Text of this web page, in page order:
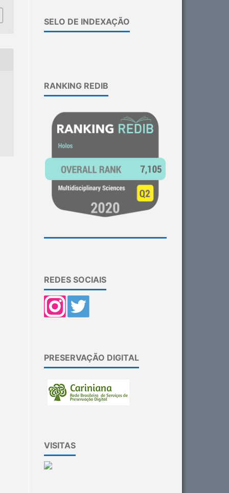
SELO DE INDEXAÇÃO
RANKING REDIB
REDES SOCIAIS
PRESERVAÇÃO DIGITAL
VISITAS